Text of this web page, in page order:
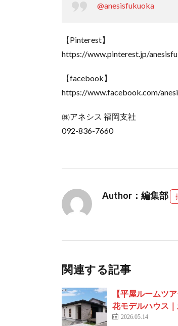
@anesisfukuoka
【Pinterest】
https://www.pinterest.jp/
【facebook】
https://www.facebook.com/
㈱アネシス 福岡支社
092-836-7660
Author：編集部
関連する記事
【平屋ルームツ
花モデルハウス
2026.05.14